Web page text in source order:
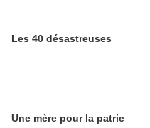
Les 40 désastreuses
Une mère pour la patrie